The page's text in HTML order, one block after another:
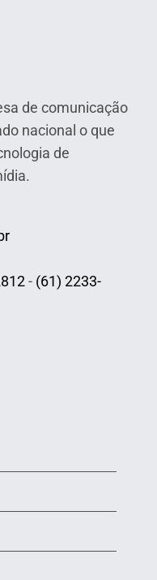
de comunicação
nacional o que
de
- (61) 2233-